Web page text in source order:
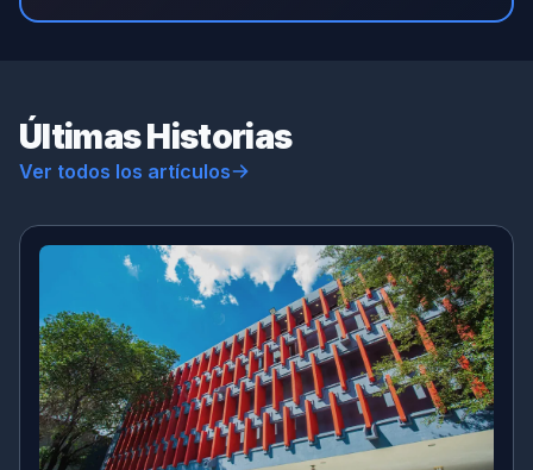
Últimas Historias
Ver todos los artículos